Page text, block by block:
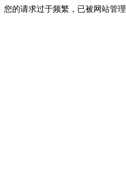
您的请求过于频繁，已被网站管